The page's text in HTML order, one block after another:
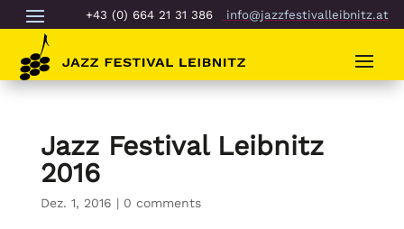
+43 (0) 664 21 31 386 info@jazzfestivalleibnitz.at
Jazz Festival Leibnitz
2016
Dez. 1, 2016 | 0 comments